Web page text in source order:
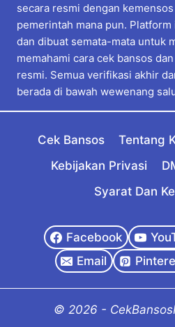
secara resmi dengan
pemerintah mana pun.
dan dibuat semata-mata untuk
memahami cara cek bansos
resmi. Semua verifikasi akhir
berada di bawah wewenang
Cek Bansos Tentang
Kebijakan Privasi
Syarat Dan
Facebook
Email
© 2026 -